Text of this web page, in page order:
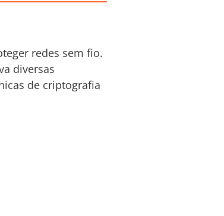
redes sem fio.
diversas
de criptografia